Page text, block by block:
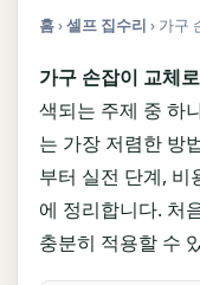
홈›셀프 집수리 › 가구
가구 손잡이 교체
색되는 주제 중 하
는 가장 저렴한 방
부터 실전 단계, 비
에 정리합니다. 처
충분히 적용할 수